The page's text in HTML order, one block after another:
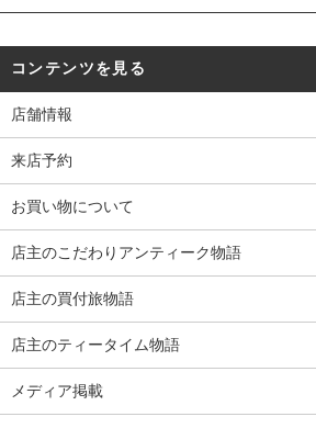
コンテンツを見る
店舗情報
来店予約
お買い物について
店主のこだわりアンティーク物語
店主の買付旅物語
店主のティータイム物語
メディア掲載